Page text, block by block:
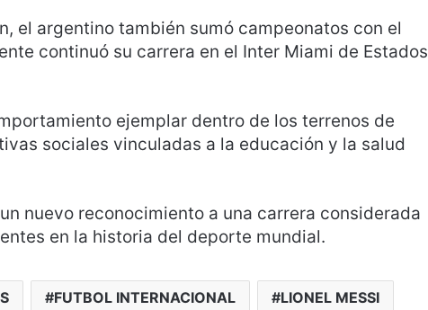
el argentino también sumó campeonatos con el
continuó su carrera en el Inter Miami de Estados
ejemplar dentro de los terrenos de
sociales vinculadas a la educación y la salud
nuevo reconocimiento a una carrera considerada
en la historia del deporte mundial.
FUTBOL INTERNACIONAL LIONEL MESSI